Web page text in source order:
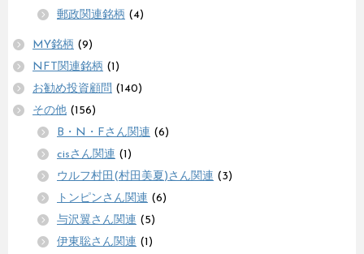
郵政関連銘柄 (4)
MY銘柄 (9)
NFT関連銘柄 (1)
お勧め投資顧問 (140)
その他 (156)
B・N・Fさん関連 (6)
cisさん関連 (1)
ウルフ村田(村田美夏)さん関連 (3)
トンピンさん関連 (6)
与沢翼さん関連 (5)
伊東聡さん関連 (1)